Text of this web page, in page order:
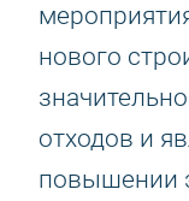
нового
отходов и
повышении